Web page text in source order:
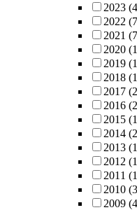
2023
2022
2021
2020
2019
2018
2017
2016
2015
2014
2013
2012
2011
2010
2009